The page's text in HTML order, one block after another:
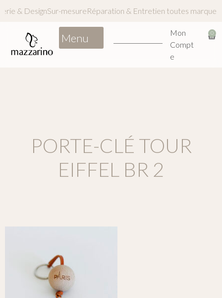
& DesignSur-mesureRéparation & Entretien toutes
Mon
Compt
e
0
PORTE-CLÉ TOUR
EIFFEL BR 2